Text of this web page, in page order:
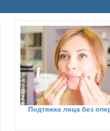
Подтяжка лица без